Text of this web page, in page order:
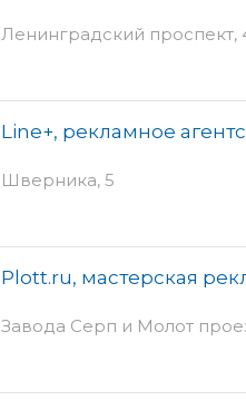
Ленинградский проспект,
Line+, рекламное
Шверника, 5
Plott.ru, мастерская
Завода Серп и Молот